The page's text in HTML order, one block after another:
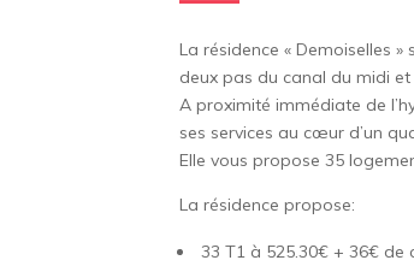
La résidence « Demoiselles
deux pas du canal du midi
A proximité immédiate de
ses services au cœur d’un
Elle vous propose 35
La résidence propose:
33 T1 à 525.30€ + 36€ de